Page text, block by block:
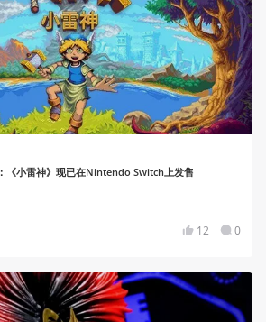
《小雷神》现已在Nintendo Switch上发售
12 0